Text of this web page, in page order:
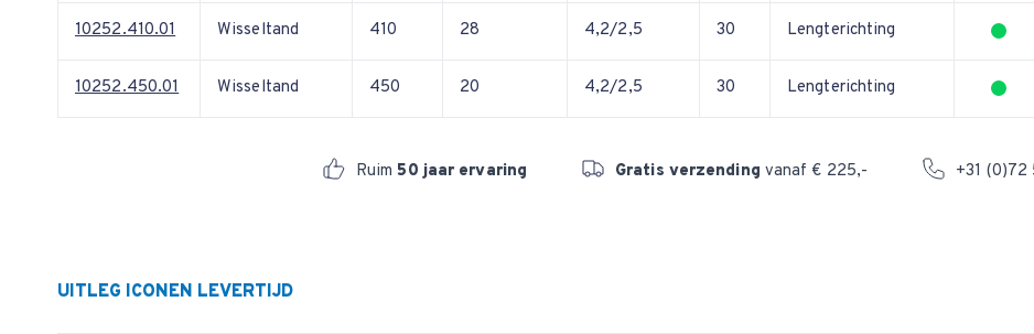
10252.410.01 Wisseltand 410 28 4,2/2,5 30 Lengterichting
10252.450.01 Wisseltand 450 20 4,2/2,5 30 Lengterichting
Ruim50 jaar ervaring Gratis verzending vanaf € 225,- +31 (0)72
UITLEG ICONEN LEVERTIJD